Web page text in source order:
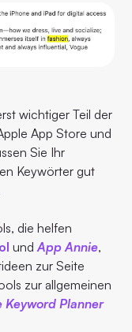
wichtiger Teil der
App Store und
Sie Ihr
Keywörter gut
die helfen
undApp Annie,
zur Seite
zur allgemeinen
Keyword Planner